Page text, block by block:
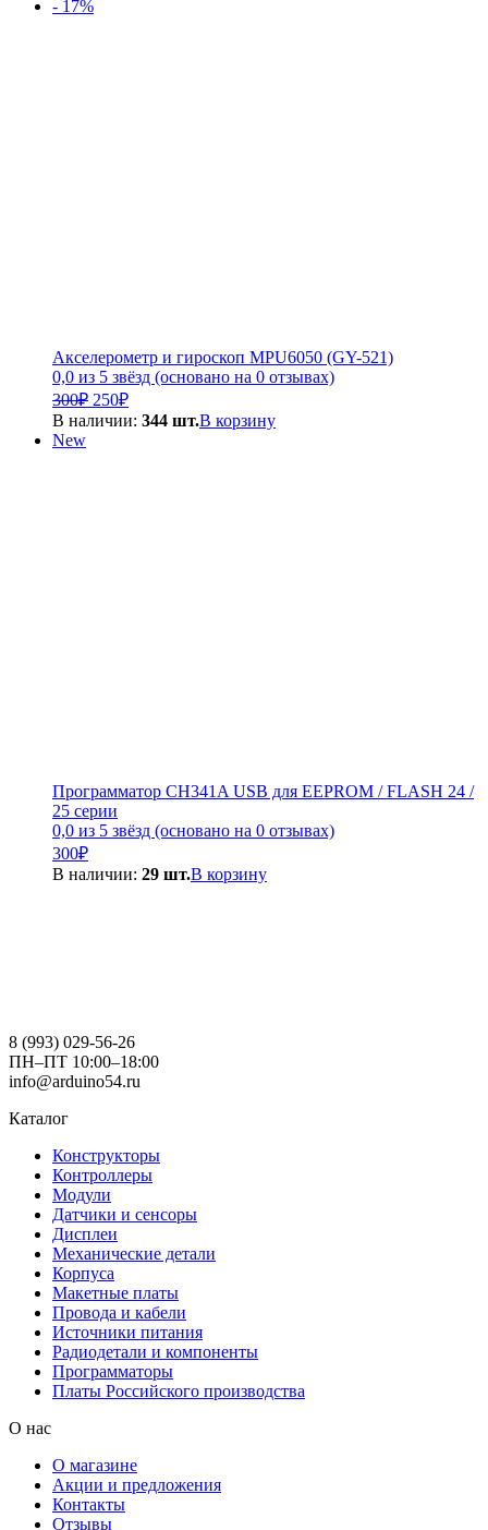
- 17%
Акселерометр и гироскоп MPU6050 (GY-521)
0,0 из 5 звёзд (основано на 0 отзывах)
300₽ Первоначальная
цена
250₽Текущая
цена:
В наличии: 344 шт.В корзину
New
Программатор CH341A USB для EEPROM / FLASH 24 /
25 серии
0,0 из 5 звёзд (основано на 0 отзывах)
300₽
В наличии: 29 шт.В корзину
8 (993) 029-56-26
ПН–ПТ 10:00–18:00
info@arduino54.ru
Каталог
Конструкторы
Контроллеры
Модули
Датчики и сенсоры
Дисплеи
Механические детали
Корпуса
Макетные платы
Провода и кабели
Источники питания
Радиодетали и компоненты
Программаторы
Платы Российского производства
О нас
О магазине
Акции и предложения
Контакты
Отзывы